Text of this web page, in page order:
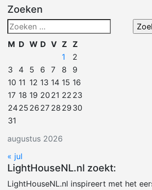
Zoeken
Zoeken
naar:
augustus 2026
M D W D V Z Z
1
2
3
4 5 6 7 8
9
10 11 12 13 14 15 16
17 18 19 20 21 22 23
2425 26 27 28 29 30
31
« jul
LightHouseNL.nl zoekt:
LightHouseNL.nl inspireert met het